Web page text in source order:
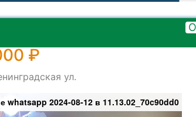
₽
ул.
whatsapp 2024-08-12 в 11.13.02_70c90dd0